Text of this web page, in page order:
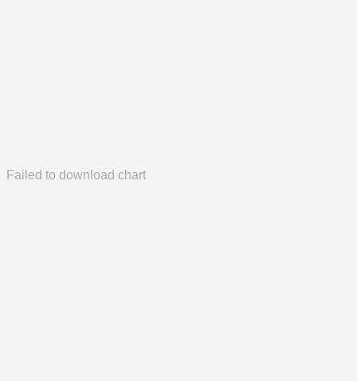
Failed to download chart